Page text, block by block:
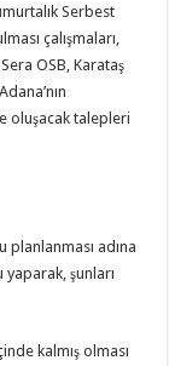
Serbest
çalışmaları,
OSB, Karataş
oluşacak talepleri
planlanması adına
şunları
kalmış olması